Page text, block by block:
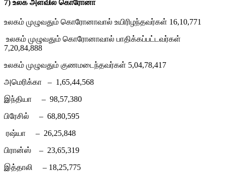
7) உலக அளவில் கொரோனா
உலகம் முழுவதும் கொரோனாவால் உயிரிழந்தவர்கள் 16,10,771
உலகம் முழுவதும் கொரோனாவால் பாதிக்கப்பட்டவர்கள்
7,20,84,888
உலகம் முழுவதும் குணமடைந்தவர்கள் 5,04,78,417
அமெரிக்கா – 1,65,44,568
இந்தியா – 98,57,380
பிரேசில் – 68,80,595
ரஷ்யா – 26,25,848
பிரான்ஸ் – 23,65,319
இத்தாலி – 18,25,775